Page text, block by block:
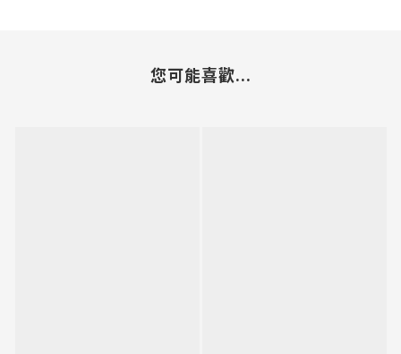
您可能喜歡...